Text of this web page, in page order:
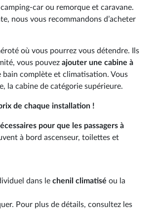
car ou remorque et caravane.
nous vous recommandons d’acheter
où vous pourrez vous détendre. Ils
vous pouvez ajouter une cabine à
bain complète et climatisation. Vous
la cabine de catégorie supérieure.
de chaque installation !
pour que les passagers à
à bord ascenseur, toilettes et
dans le chenil climatisé ou la
Pour plus de détails, consultez les